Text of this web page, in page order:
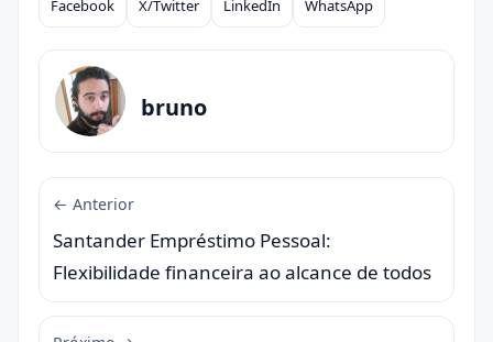
Compartilhar
Facebook X/Twitter LinkedIn WhatsApp
bruno
← Anterior
Santander Empréstimo Pessoal:
Flexibilidade financeira ao alcance de todos